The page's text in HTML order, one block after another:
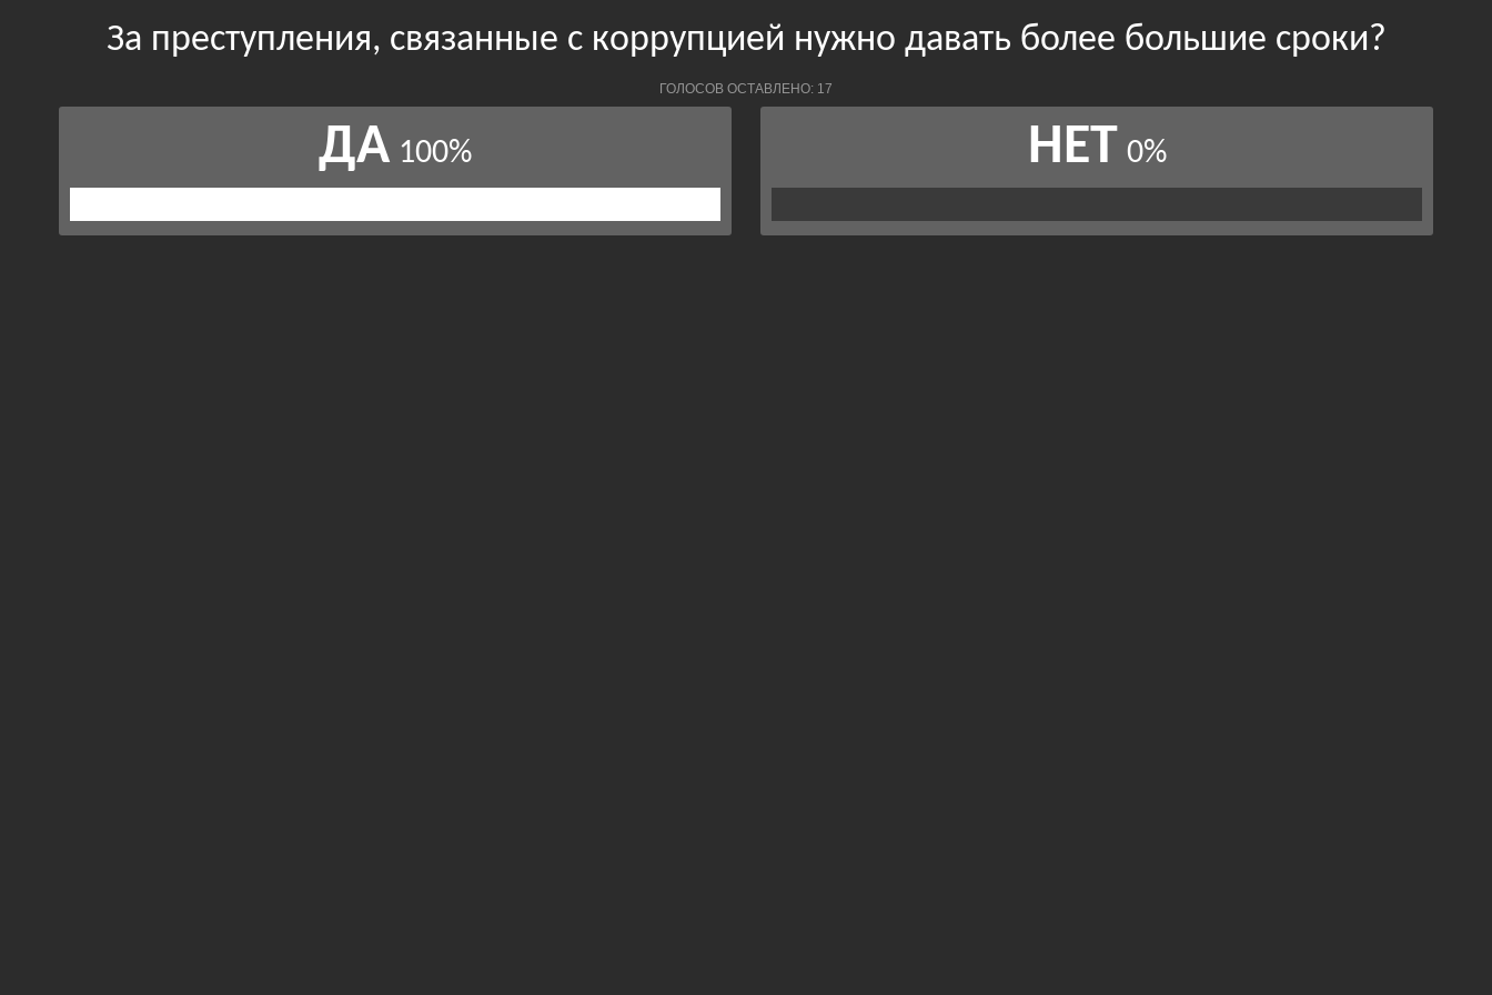
За преступления, связанные с коррупцией нужно давать более большие сроки?
ГОЛОСОВ ОСТАВЛЕНО: 17
ДА 100% НЕТ 0%